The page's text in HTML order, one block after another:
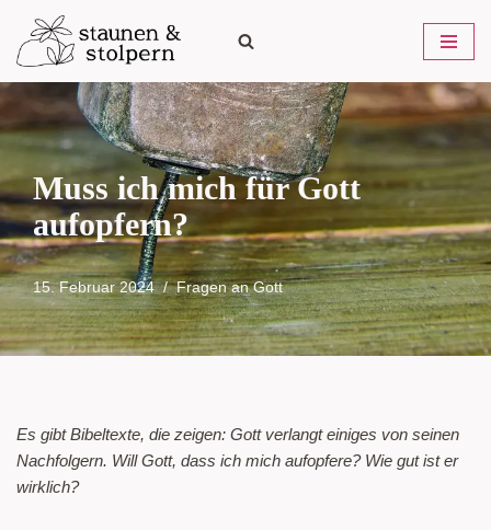
Zum
Inhalt
springen
Muss ich mich für Gott
aufopfern?
15. Februar 2024 Fragen an Gott
Es gibt Bibeltexte, die zeigen: Gott verlangt einiges von seinen
Nachfolgern. Will Gott, dass ich mich aufopfere? Wie gut ist er
wirklich?